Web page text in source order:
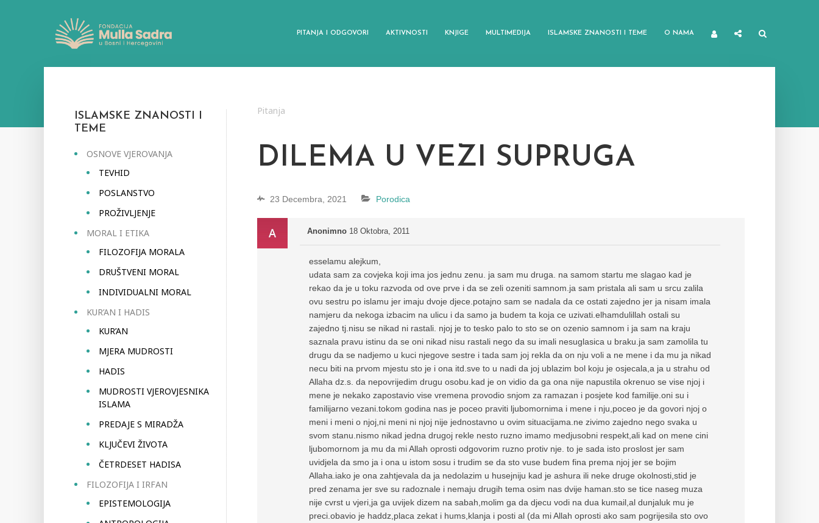
PITANJA I ODGOVORI AKTIVNOSTI KNJIGE MULTIMEDIJA ISLAMSKE ZNANOSTI I TEME O NAMA
ISLAMSKE ZNANOSTI I
TEME
OSNOVE VJEROVANJA
TEVHID
POSLANSTVO
PROŽIVLJENJE
MORAL I ETIKA
FILOZOFIJA MORALA
DRUŠTVENI MORAL
INDIVIDUALNI MORAL
KUR’AN I HADIS
KUR’AN
MJERA MUDROSTI
HADIS
MUDROSTI VJEROVJESNIKA
ISLAMA
PREDAJE S MIRADŽA
KLJUČEVI ŽIVOTA
ČETRDESET HADISA
FILOZOFIJA I IRFAN
EPISTEMOLOGIJA
Pitanja
DILEMA U VEZI SUPRUGA
23 Decembra, 2021 Porodica
Anonimno 18 Oktobra, 2011
esselamu alejkum,
udata sam za covjeka koji ima jos jednu zenu. ja sam mu druga. na samom startu me slagao kad je
rekao da je u toku razvoda od ove prve i da se zeli ozeniti samnom.ja sam pristala ali sam u srcu zalila
ovu sestru po islamu jer imaju dvoje djece.potajno sam se nadala da ce ostati zajedno jer ja nisam imala
namjeru da nekoga izbacim na ulicu i da samo ja budem ta koja ce uzivati.elhamdulillah ostali su
zajedno tj.nisu se nikad ni rastali. njoj je to tesko palo to sto se on ozenio samnom i ja sam na kraju
saznala pravu istinu da se oni nikad nisu rastali nego da su imali nesuglasica u braku.ja sam zamolila tu
drugu da se nadjemo u kuci njegove sestre i tada sam joj rekla da on nju voli a ne mene i da mu ja nikad
necu biti na prvom mjestu sto je i ona itd.sve to u nadi da joj ublazim bol koju je osjecala,a ja u strahu od
Allaha dz.s. da nepovrijedim drugu osobu.kad je on vidio da ga ona nije napustila okrenuo se vise njoj i
mene je nekako zapostavio vise vremena provodio snjom za ramazan i posjete kod familije.oni su i
familijarno vezani.tokom godina nas je poceo praviti ljubomornima i mene i nju,poceo je da govori njoj o
meni i meni o njoj,ni meni ni njoj nije jednostavno u ovim situacijama.ne zivimo zajedno nego svaka u
svom stanu.nismo nikad jedna drugoj rekle nesto ruzno imamo medjusobni respekt,ali kad on mene cini
ljubomornom ja mu da mi Allah oprosti odgovorim ruzno protiv nje. to je sada isto proslost jer sam
uvidjela da smo ja i ona u istom sosu i trudim se da sto vuse budem fina prema njoj jer se bojim
Allaha.iako je ona zahtjevala da ja nedolazim u husejniju kad je ashura ili neke druge okolnosti,stid je
pred zenama jer sve su radoznale i nemaju drugih tema osim nas dvije haman.sto se tice naseg muza
nije cvrst u vjeri,ja ga uvijek dizem na sabah,molim ga da djecu vodi na dua kumail,al dunjaluk mu je
preci.obavio je haddz,placa zekat i hums,klanja i posti al (da mi Allah oprosti ako sam pogrijesila sto ovo